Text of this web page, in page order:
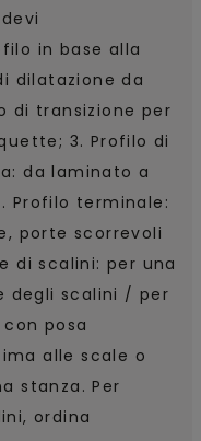
in base alla
dilatazione da
di transizione per
3. Profilo di
da laminato a
Profilo terminale:
porte scorrevoli
di scalini: per una
degli scalini / per
posa
alle scale o
stanza. Per
ordina